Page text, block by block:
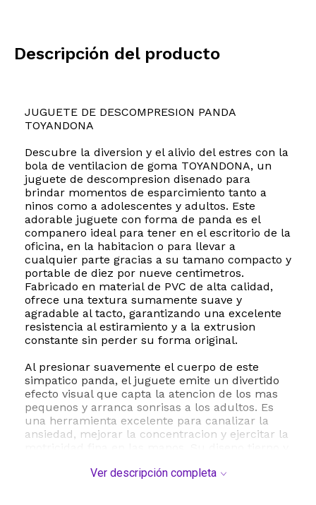
Descripción del producto
JUGUETE DE DESCOMPRESION PANDA
TOYANDONA
Descubre la diversion y el alivio del estres con la
bola de ventilacion de goma TOYANDONA, un
juguete de descompresion disenado para
brindar momentos de esparcimiento tanto a
ninos como a adolescentes y adultos. Este
adorable juguete con forma de panda es el
companero ideal para tener en el escritorio de la
oficina, en la habitacion o para llevar a
cualquier parte gracias a su tamano compacto y
portable de diez por nueve centimetros.
Fabricado en material de PVC de alta calidad,
ofrece una textura sumamente suave y
agradable al tacto, garantizando una excelente
resistencia al estiramiento y a la extrusion
constante sin perder su forma original.
Al presionar suavemente el cuerpo de este
simpatico panda, el juguete emite un divertido
efecto visual que capta la atencion de los mas
pequenos y arranca sonrisas a los adultos. Es
una herramienta excelente para canalizar la
ansiedad, mejorar la concentracion y ejercitar la
para regalar en cumpleanos, fiestas tematicas,
Ver descripción completa